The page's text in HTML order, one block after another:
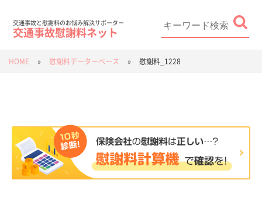
交通事故と慰謝料のお悩み解決サポーター
交通事故慰謝料ネット
HOME » 慰謝料データーベース » 慰謝料_1228